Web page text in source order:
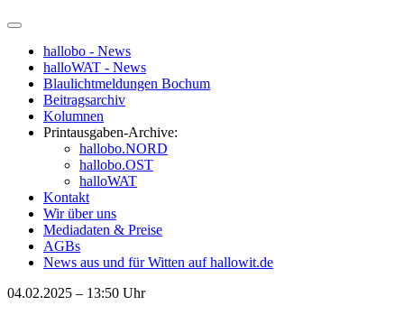
hallobo - News
halloWAT - News
Blaulichtmeldungen Bochum
Beitragsarchiv
Kolumnen
Printausgaben-Archive:
hallobo.NORD
hallobo.OST
halloWAT
Kontakt
Wir über uns
Mediadaten & Preise
AGBs
News aus und für Witten auf hallowit.de
04.02.2025 – 13:50 Uhr